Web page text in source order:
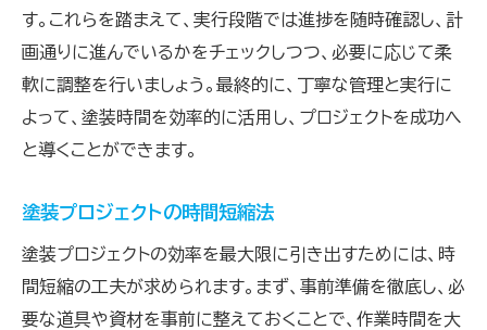
す。これらを踏まえて、実行段階では進捗を随時確認し、計
画通りに進んでいるかをチェックしつつ、必要に応じて柔
軟に調整を行いましょう。最終的に、丁寧な管理と実行に
よって、塗装時間を効率的に活用し、プロジェクトを成功へ
と導くことができます。
塗装プロジェクトの時間短縮法
塗装プロジェクトの効率を最大限に引き出すためには、時
間短縮の工夫が求められます。まず、事前準備を徹底し、必
要な道具や資材を事前に整えておくことで、作業時間を大